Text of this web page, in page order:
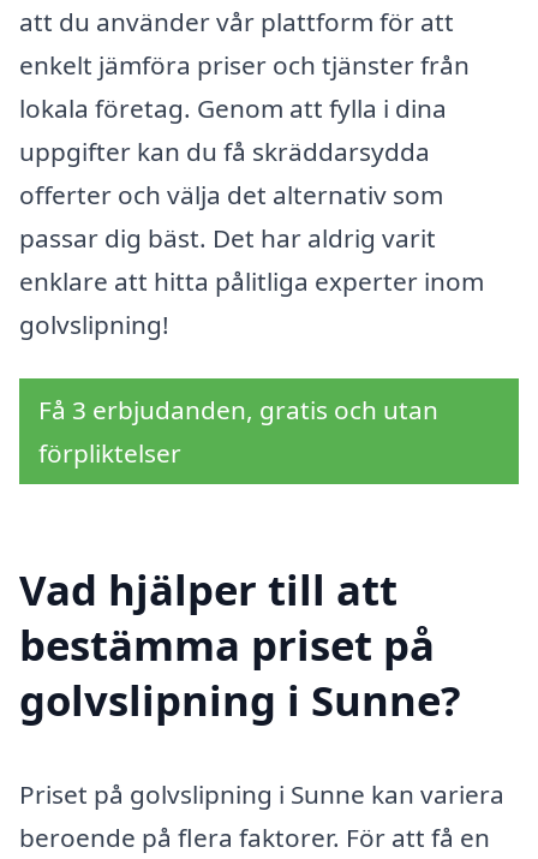
att du använder vår plattform för att
enkelt jämföra priser och tjänster från
lokala företag. Genom att fylla i dina
uppgifter kan du få skräddarsydda
offerter och välja det alternativ som
passar dig bäst. Det har aldrig varit
enklare att hitta pålitliga experter inom
golvslipning!
Få 3 erbjudanden, gratis och utan
förpliktelser
Vad hjälper till att
bestämma priset på
golvslipning i Sunne?
Priset på golvslipning i Sunne kan variera
beroende på flera faktorer. För att få en